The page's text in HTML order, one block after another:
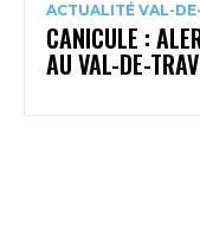
ACTUALITÉ VAL-
CANICULE :
AU VAL-DE-